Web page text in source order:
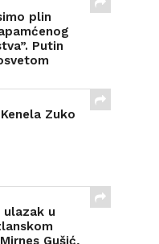
plin
Putin
Zuko
ulazak u
Gušić,